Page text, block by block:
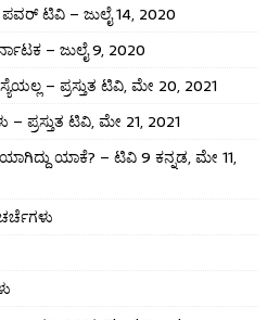
ಟಿವಿ – ಜುಲೈ 14, 2020
– ಜುಲೈ 9, 2020
– ಪ್ರಸ್ತುತ ಟಿವಿ, ಮೇ 20, 2021
ಪ್ರಸ್ತುತ ಟಿವಿ, ಮೇ 21, 2021
ಯಾಕೆ? – ಟಿವಿ 9 ಕನ್ನಡ, ಮೇ 11,